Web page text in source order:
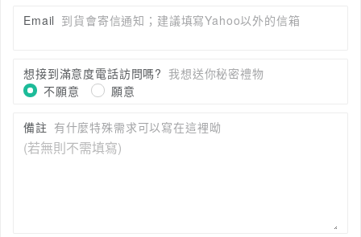
Email 到貨會寄信通知；建議填寫Yahoo以外的信箱
想接到滿意度電話訪問嗎? 我想送你秘密禮物
不願意
願意
備註 有什麼特殊需求可以寫在這裡呦